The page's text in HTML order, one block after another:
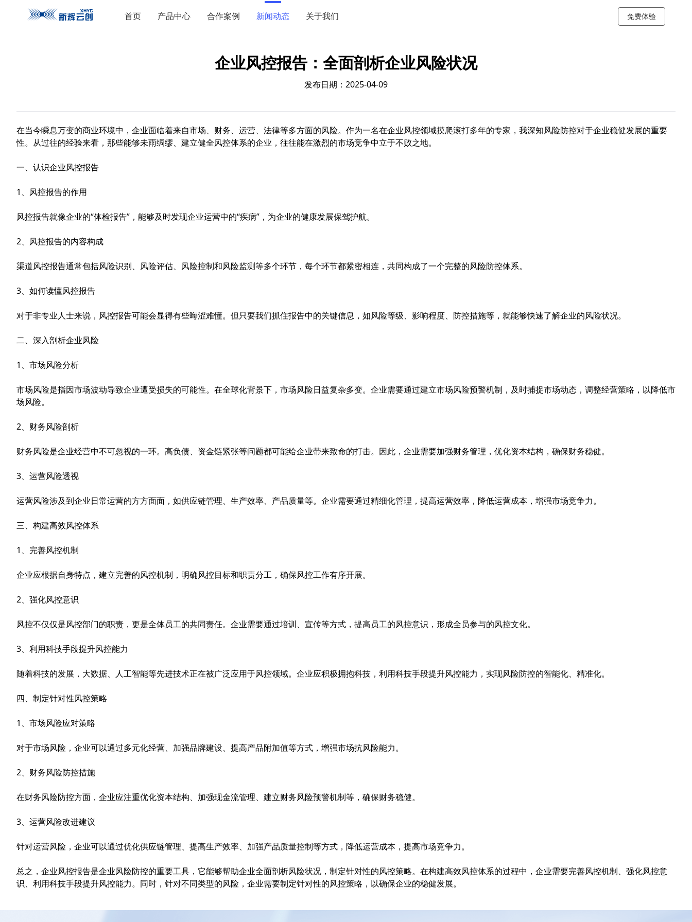
首页 产品中心 合作案例 新闻动态 关于我们 免费体验
企业风控报告：全面剖析企业风险状况
发布日期：2025-04-09
在当今瞬息万变的商业环境中，企业面临着来自市场、财务、运营、法律等多方面的风险。作为一名在企业风控领域摸爬滚打多年的专家，我深知风险防控对于企业稳健发展的重要
性。从过往的经验来看，那些能够未雨绸缪、建立健全风控体系的企业，往往能在激烈的市场竞争中立于不败之地。
一、认识企业风控报告
1、风控报告的作用
风控报告就像企业的“体检报告”，能够及时发现企业运营中的“疾病”，为企业的健康发展保驾护航。
2、风控报告的内容构成
渠道风控报告通常包括风险识别、风险评估、风险控制和风险监测等多个环节，每个环节都紧密相连，共同构成了一个完整的风险防控体系。
3、如何读懂风控报告
对于非专业人士来说，风控报告可能会显得有些晦涩难懂。但只要我们抓住报告中的关键信息，如风险等级、影响程度、防控措施等，就能够快速了解企业的风险状况。
二、深入剖析企业风险
1、市场风险分析
市场风险是指因市场波动导致企业遭受损失的可能性。在全球化背景下，市场风险日益复杂多变。企业需要通过建立市场风险预警机制，及时捕捉市场动态，调整经营策略，以降低市
场风险。
2、财务风险剖析
财务风险是企业经营中不可忽视的一环。高负债、资金链紧张等问题都可能给企业带来致命的打击。因此，企业需要加强财务管理，优化资本结构，确保财务稳健。
3、运营风险透视
运营风险涉及到企业日常运营的方方面面，如供应链管理、生产效率、产品质量等。企业需要通过精细化管理，提高运营效率，降低运营成本，增强市场竞争力。
三、构建高效风控体系
1、完善风控机制
企业应根据自身特点，建立完善的风控机制，明确风控目标和职责分工，确保风控工作有序开展。
2、强化风控意识
风控不仅仅是风控部门的职责，更是全体员工的共同责任。企业需要通过培训、宣传等方式，提高员工的风控意识，形成全员参与的风控文化。
3、利用科技手段提升风控能力
随着科技的发展，大数据、人工智能等先进技术正在被广泛应用于风控领域。企业应积极拥抱科技，利用科技手段提升风控能力，实现风险防控的智能化、精准化。
四、制定针对性风控策略
1、市场风险应对策略
对于市场风险，企业可以通过多元化经营、加强品牌建设、提高产品附加值等方式，增强市场抗风险能力。
2、财务风险防控措施
在财务风险防控方面，企业应注重优化资本结构、加强现金流管理、建立财务风险预警机制等，确保财务稳健。
3、运营风险改进建议
针对运营风险，企业可以通过优化供应链管理、提高生产效率、加强产品质量控制等方式，降低运营成本，提高市场竞争力。
总之，企业风控报告是企业风险防控的重要工具，它能够帮助企业全面剖析风险状况，制定针对性的风控策略。在构建高效风控体系的过程中，企业需要完善风控机制、强化风控意
识、利用科技手段提升风控能力。同时，针对不同类型的风险，企业需要制定针对性的风控策略，以确保企业的稳健发展。